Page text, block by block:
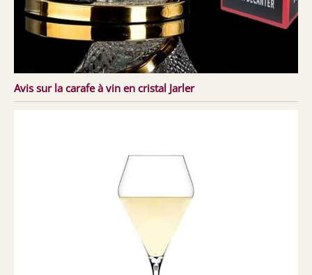
Avis sur la carafe à vin en cristal Jarler